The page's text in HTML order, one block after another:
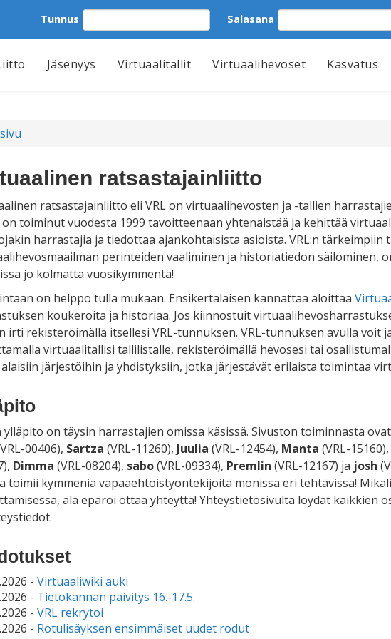
Tunnus Salasana
Jäsenyys Virtuaalitallit Virtuaalihevoset Kasvatus
ratsastajainliitto
ratsastajainliitto eli VRL on virtuaalihevosten ja -tallien
toiminut vuodesta 1999 tavoitteenaan yhtenäistää ja kehittää
harrastajia ja tiedottaa ajankohtaisista asioista. VRL:n tärkeimpiin
perinteiden vaaliminen ja historiatiedon säilöminen,
jo kolmatta vuosikymmentä!
on helppo tulla mukaan. Ensikertalaisen kannattaa aloittaa
koukeroita ja historiaa. Jos kiinnostuit
irti rekisteröimällä itsellesi VRL-tunnuksen. VRL-tunnuksen avulla voit
virtuaalitallisi tallilistalle, rekisteröimällä hevosesi tai
järjestöihin ja yhdistyksiin, jotka järjestävät erilaista toimintaa
ylläpito on täysin harrastajien omissa käsissä. Sivuston toiminnasta
00406), Sartza (VRL-11260), Juulia (VRL-12454), Manta (VRL-15160),
Dimma (VRL-08204), sabo(VRL-09334), Premlin (VRL-12167) ja josh
toimii kymmeniä vapaaehtoistyöntekijöitä monissa eri tehtävissä!
älä epäröi ottaa yhteyttä! Yhteystietosivulta löydät kaikkien
- Virtuaaliwiki auki
- Tietokannan päivitys 16.-17.5.
- VRL rekrytoi
- Rotulisäyksen ensimmäiset uudet rodut